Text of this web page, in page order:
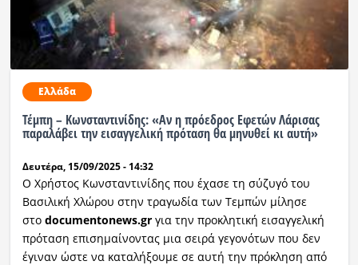
Πολιτική
Οικονομία
Αθλητικά
Κόσμος
Ραδιόφωνο LIVE
Εκπομπές
Ελλάδα
Τέμπη – Κωνσταντινίδης: «Αν η πρόεδρος Εφετών Λάρισας
παραλάβει την εισαγγελική πρόταση θα μηνυθεί κι αυτή»
Δευτέρα, 15/09/2025 - 14:32
Ο Χρήστος Κωνσταντινίδης που έχασε τη σύζυγό του
Βασιλική Χλώρου στην τραγωδία των Τεμπών μίλησε
στο documentonews.grγια την προκλητική εισαγγελική
πρόταση επισημαίνοντας μια σειρά γεγονότων που δεν
έγιναν ώστε να καταλήξουμε σε αυτή την πρόκληση από